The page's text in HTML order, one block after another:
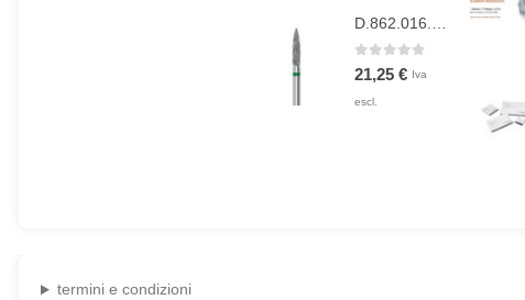
D.862.016.G.FG
0Su 5
21,25 € Iva
escl.
termini e condizioni